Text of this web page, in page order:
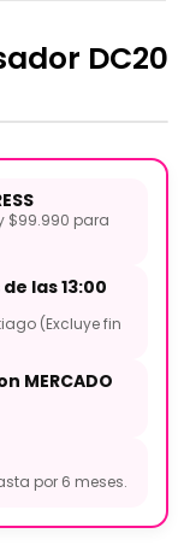
DC20
$99.990 para
las 13:00
(Excluye fin
MERCADO
por 6 meses.